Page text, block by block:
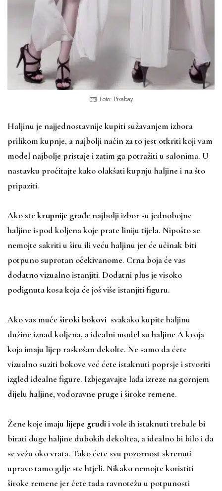
Foto: Pixabay
Haljinu je najjednostavnije kupiti sužavanjem izbora
prilikom kupnje, a najbolji način za to jest otkriti koji vam
model najbolje pristaje i zatim ga potražiti u salonima. U
nastavku pročitajte kako olakšati kupnju haljine i na što
pripaziti.
Ako ste krupnije građe najbolji izbor su jednobojne
haljine ispod koljena koje prate liniju tijela. Nipošto se
nemojte sakriti u širu ili veću haljinu jer će učinak biti
potpuno suprotan očekivanome. Crna boja će vas
dodatno vizualno istanjiti. Dodatni plus je visoko
podignuta kosa koja će još više istanjiti figuru.
Ako vas muče široki bokovi svakako kupite haljinu
dužine iznad koljena, a idealni model su haljine A kroja
koja imaju lijep raskošan dekolte. Ne samo da ćete
vizualno suziti bokove već ćete istaknuti poprsje i stvoriti
izgled idealne figure. Izbjegavajte lađa izreze na gornjem
dijelu haljine, vodoravne pruge i široke remene.
Žene koje imaju lijepe grudii vole ih istaknuti trebale bi
birati duge haljine dubokih dekoltea, a idealno bi bilo i da
se vežu oko vrata. Tako ćete svu pozornost skrenuti
upravo tamo gdje ste htjeli. Nikako nemojte koristiti
široke remene jer ćete tada ravnotežu u potpunosti